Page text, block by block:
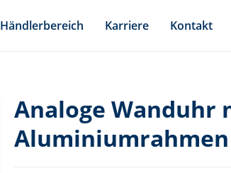
Händlerbereich Karriere Kontakt
Analoge Wanduhr
Aluminiumrahmen